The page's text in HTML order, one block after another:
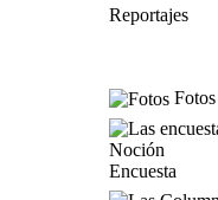
Reportajes
Fotos
Encuesta